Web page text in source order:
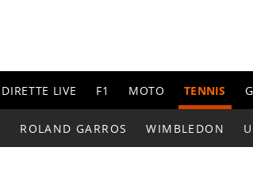
DIRETTE LIVE F1 MOTO TENNIS
ROLAND GARROS WIMBLEDON